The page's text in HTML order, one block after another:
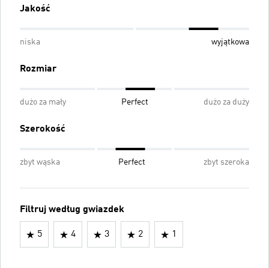
Jakość
niska wyjątkowa
Rozmiar
dużo za mały Perfect dużo za duży
Szerokość
zbyt wąska Perfect zbyt szeroka
Filtruj według gwiazdek
5 4 3 2 1